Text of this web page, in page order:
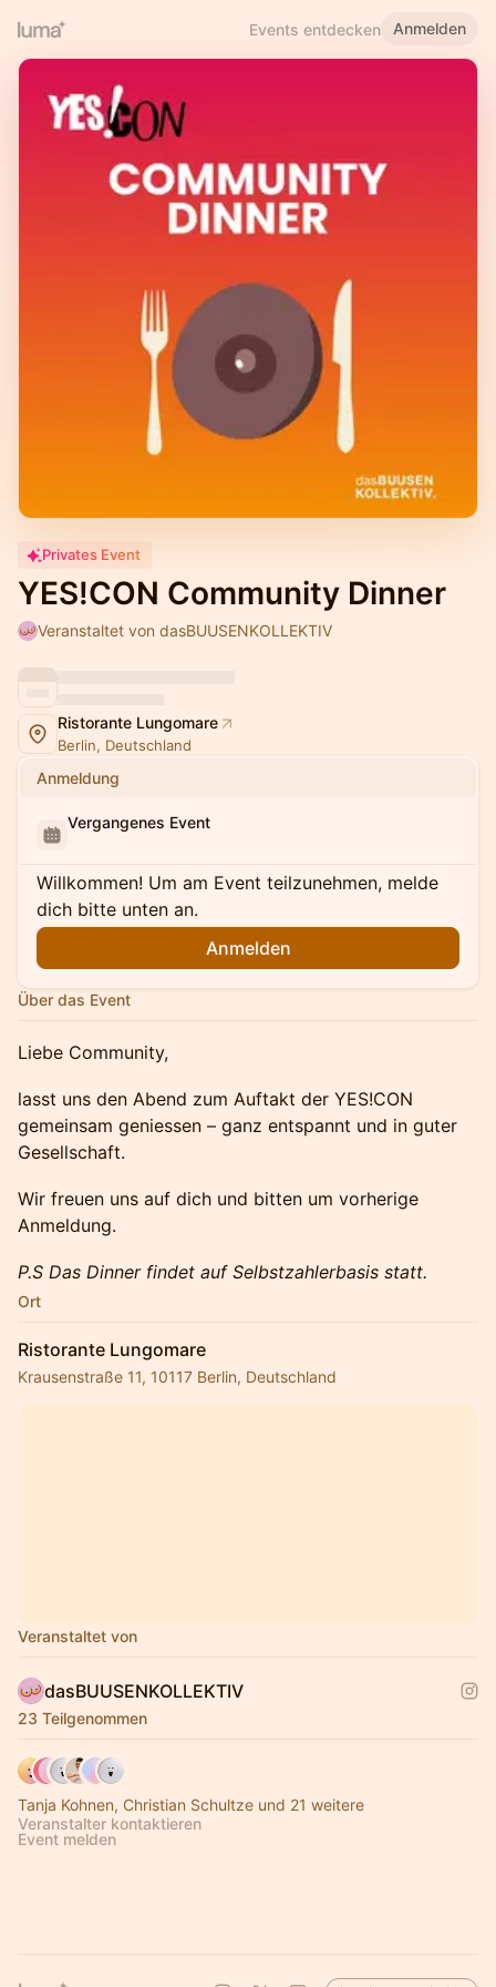
Events entdecken Anmelden
Privates Event
YES!CON Community Dinner
Veranstaltet von dasBUUSENKOLLEKTIV
Ristorante Lungomare
Berlin, Deutschland
Anmeldung
Vergangenes Event
Willkommen! Um am Event teilzunehmen, melde
dich bitte unten an.
Anmelden
Über das Event
Liebe Community,
lasst uns den Abend zum Auftakt der YES!CON
gemeinsam geniessen – ganz entspannt und in guter
Gesellschaft.
Wir freuen uns auf dich und bitten um vorherige
Anmeldung.
P.S Das Dinner findet auf Selbstzahlerbasis statt.
Ort
Ristorante Lungomare
Krausenstraße 11, 10117 Berlin, Deutschland
Veranstaltet von
dasBUUSENKOLLEKTIV
23 Teilgenommen
Tanja Kohnen, Christian Schultze und 21 weitere
Veranstalter kontaktieren
Event melden